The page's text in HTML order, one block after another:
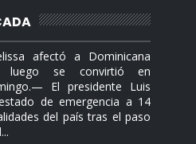
afectó a Dominicana
luego se convirtió en
El presidente Luis
de emergencia a 14
del país tras el paso